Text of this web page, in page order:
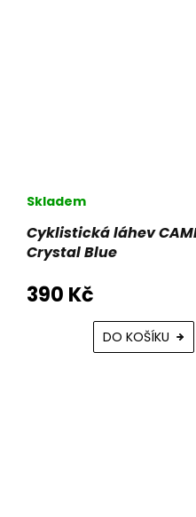
Cyklistická láhev
Crystal Blue
Skladem
390 Kč
DO KOŠÍKU